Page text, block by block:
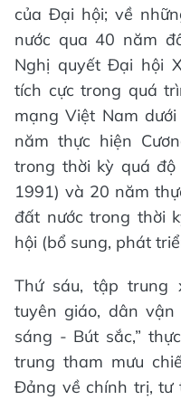
của Đại hội; về
nước qua 40 năm
Nghị quyết Đại hội
tích cực trong quá
mạng Việt Nam
năm thực hiện
trong thời kỳ quá
1991) và 20 năm
đất nước trong thời
hội (bổ sung, phát
Thứ sáu, tập trung
tuyên giáo, dân
sáng - Bút sắc,”
trung tham mưu
Đảng về chính trị, tư